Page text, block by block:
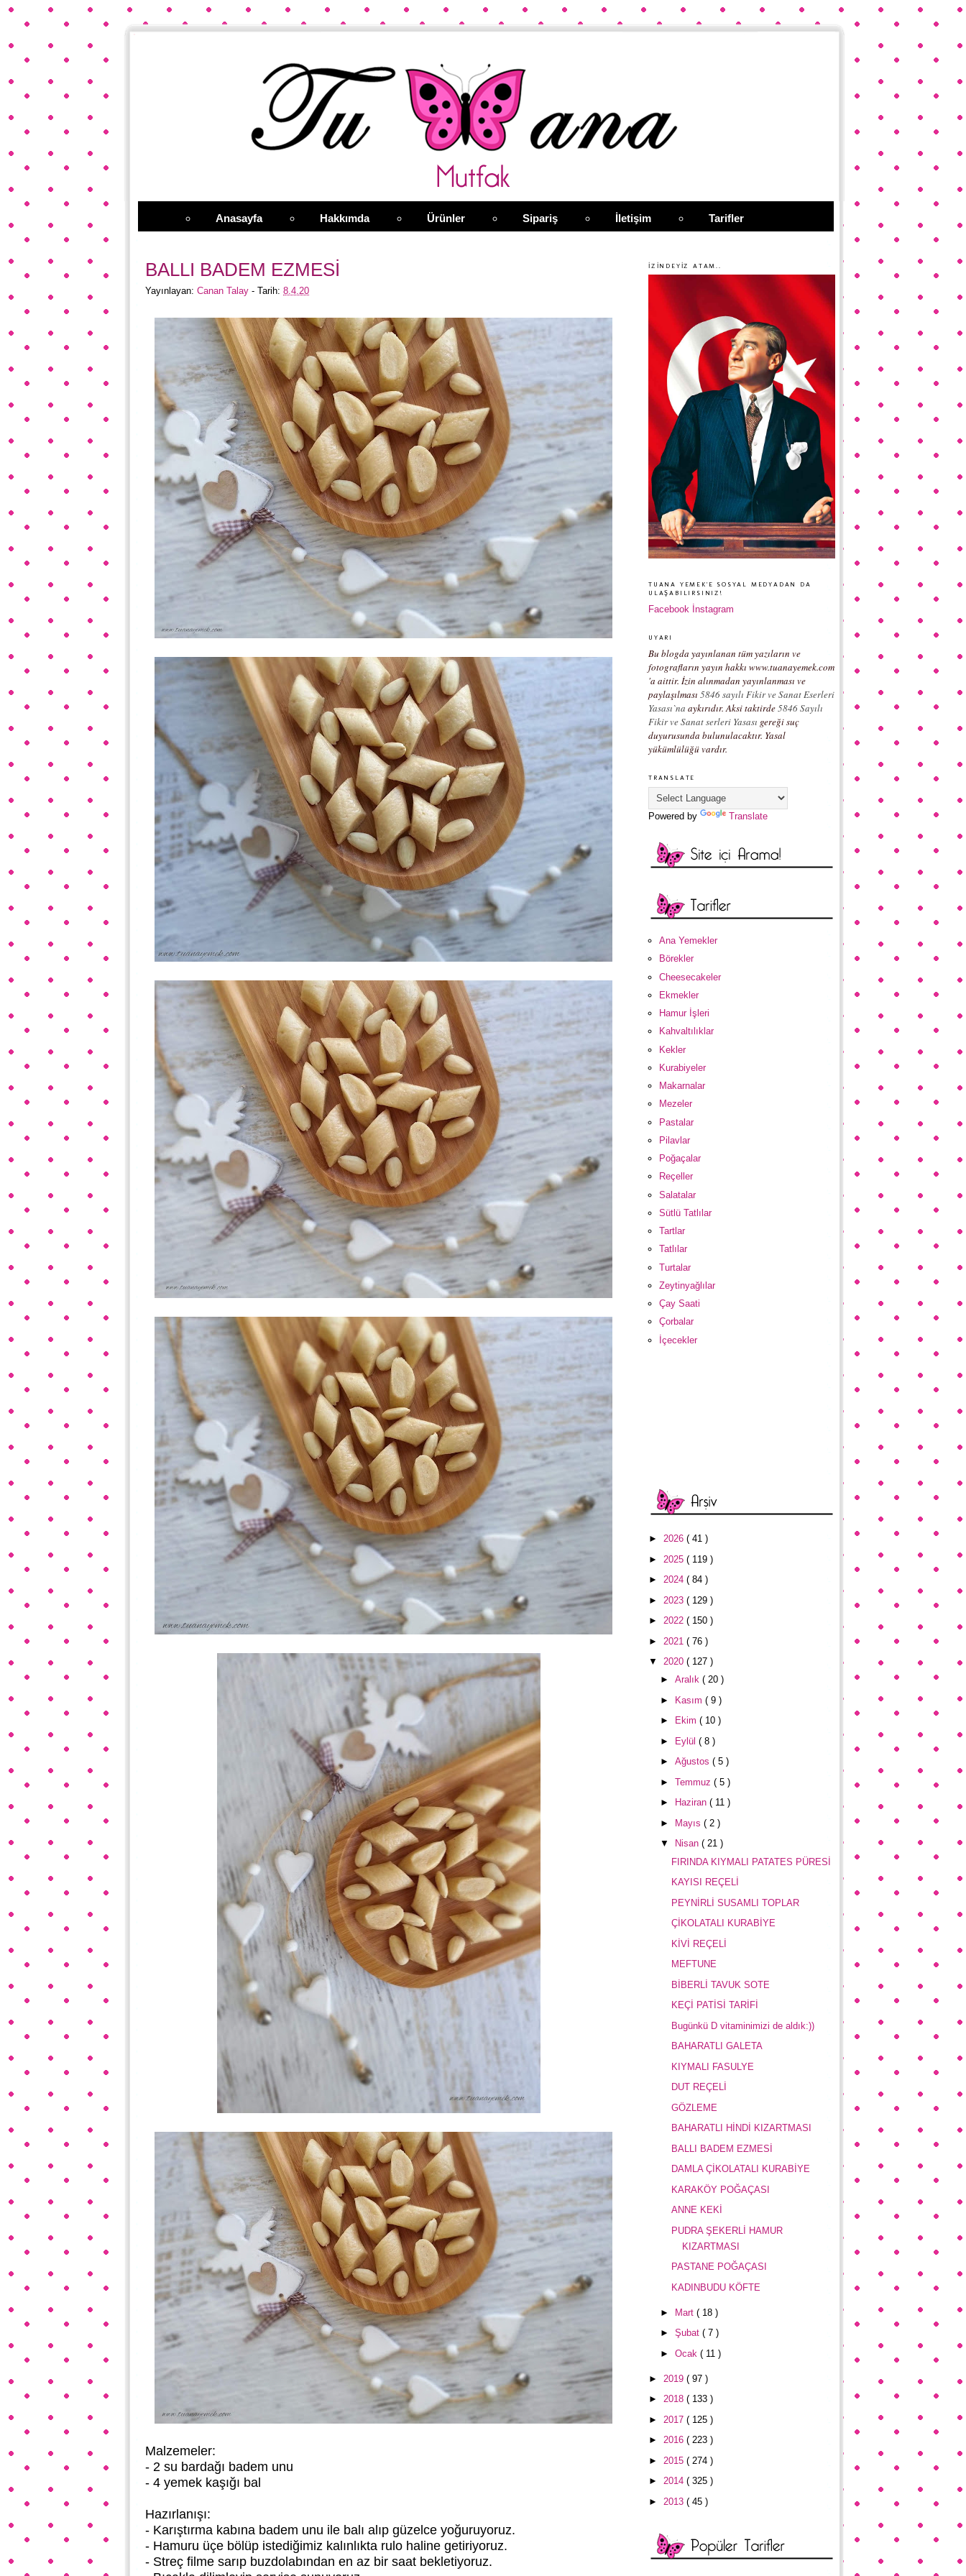
Tarifler
İletişim
Sipariş
Ürünler
Hakkımda
Anasayfa
BALLI BADEM EZMESİ
Yayınlayan: Canan Talay - Tarih: 8.4.20
Malzemeler:
- 2 su bardağı badem unu
- 4 yemek kaşığı bal
Hazırlanışı:
- Karıştırma kabına badem unu ile balı alıp güzelce yoğuruyoruz.
- Hamuru üçe bölüp istediğimiz kalınlıkta rulo haline getiriyoruz.
- Streç filme sarıp buzdolabından en az bir saat bekletiyoruz.
İZİNDEYİZ ATAM..
TUANA YEMEK'E SOSYAL MEDYADAN DA
ULAŞABILIRSINIZ!
Facebook İnstagram
UYARI
Bu blogda yayınlanan tüm yazıların ve
fotografların yayın hakkı www.tuanayemek.com
'a aittir. İzin alınmadan yayınlanması ve
paylaşılması 5846 sayılı Fikir ve Sanat Eserleri
Yasası`na aykırıdır. Aksi taktirde5846 Sayılı
Fikir ve Sanat serleri Yasası gereği suç
duyurusunda bulunulacaktır. Yasal
yükümlülüğü vardır.
TRANSLATE
Powered by Translate
Ana Yemekler
Börekler
Cheesecakeler
Ekmekler
Hamur İşleri
Kahvaltılıklar
Kekler
Kurabiyeler
Makarnalar
Mezeler
Pastalar
Pilavlar
Poğaçalar
Reçeller
Salatalar
Sütlü Tatlılar
Tartlar
Tatlılar
Turtalar
Zeytinyağlılar
Çay Saati
Çorbalar
İçecekler
► 2026 ( 41 )
► 2025 ( 119 )
► 2024 ( 84 )
► 2023 ( 129 )
► 2022 ( 150 )
► 2021 ( 76 )
▼ 2020 ( 127 )
► Aralık ( 20 )
►
Kasım ( 9 )
►
Ekim ( 10 )
►
Eylül ( 8 )
► Ağustos ( 5 )
► Temmuz ( 5 )
►
Haziran ( 11 )
►
Mayıs ( 2 )
▼
Nisan ( 21 )
FIRINDA KIYMALI PATATES PÜRESİ
KAYISI REÇELİ
PEYNİRLİ SUSAMLI TOPLAR
ÇİKOLATALI KURABİYE
KİVİ REÇELİ
MEFTUNE
BİBERLİ TAVUK SOTE
KEÇİ PATİSİ TARİFİ
Bugünkü D vitaminimizi de aldık:))
BAHARATLI GALETA
KIYMALI FASULYE
DUT REÇELİ
GÖZLEME
BAHARATLI HİNDİ KIZARTMASI
BALLI BADEM EZMESİ
DAMLA ÇİKOLATALI KURABİYE
KARAKÖY POĞAÇASI
ANNE KEKİ
PUDRA ŞEKERLİ HAMUR
KIZARTMASI
PASTANE POĞAÇASI
KADINBUDU KÖFTE
► Mart ( 18 )
► Şubat ( 7 )
► Ocak ( 11 )
► 2019 ( 97 )
► 2018 ( 133 )
► 2017 ( 125 )
► 2016 ( 223 )
► 2015 ( 274 )
► 2014 ( 325 )
► 2013 ( 45 )